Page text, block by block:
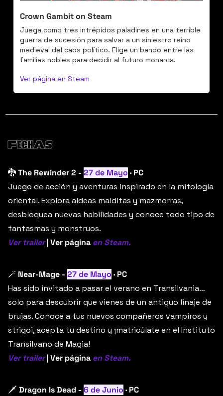
Crown Gambit on Steam
Juega como tres intrépidos paladines en una terrible
guerra de sucesión para salvar a un siniestro reino
medieval del caos político. Elige un bando entre las
familias nobles para decidir al futuro monarca.
Ver página en Steam
🐉The Rewinder 2 - 27 de Mayo · PC
Juego de acción y aventuras inspirado en la mitología
oriental. Explora aldeas malditas y mazmorras,
desbloquea nuevas habilidades y conoce todo tipo de
fantasmas y monstruos.
Ver trailer | Ver página en Steam.
🪄 Near-Mage - 27 de Mayo · PC
Has sido invitado a pasar el verano en Transilvania…
solo para descubrir que vienes de un antiguo linaje de
brujas. Conoce a tus nuevos compañeros vampiros y
strigoi, acepta tu destino y ¡matricúlate en el Instituto
Transilvano de Magia!
Ver trailer | Ver página en Steam.
🗡️ Dragon Is Dead - 6 de Junio · PC